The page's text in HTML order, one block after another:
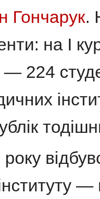
Гончарук.
на I
— 224
року
—